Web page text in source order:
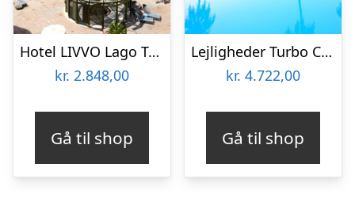
Hotel LIVVO Lago Taurito
kr. 2.848,00
Gå til shop
Lejligheder Turbo Club Maspalomas
kr. 4.722,00
Gå til shop